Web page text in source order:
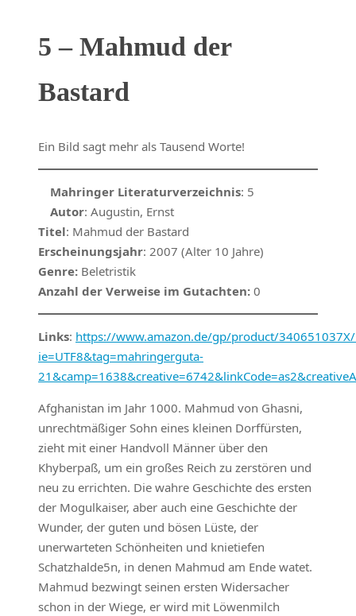
5 – Mahmud der
Bastard
Ein Bild sagt mehr als Tausend Worte!
Mahringer Literaturverzeichnis: 5
Autor: Augustin, Ernst
Titel: Mahmud der Bastard
Erscheinungsjahr: 2007 (Alter 10 Jahre)
Genre: Beletristik
Anzahl der Verweise im Gutachten: 0
Links: https://www.amazon.de/gp/product/340651037X/
ie=UTF8&tag=mahringerguta-
Afghanistan im Jahr 1000. Mahmud von Ghasni,
unrechtmäßiger Sohn eines kleinen Dorffürsten,
zieht mit einer Handvoll Männer über den
Khyberpaß, um ein großes Reich zu zerstören und
neu zu errichten. Die wahre Geschichte des ersten
der Mogulkaiser, aber auch eine Geschichte der
Wunder, der guten und bösen Lüste, der
unerwarteten Schönheiten und knietiefen
Schatzhalde5n, in denen Mahmud am Ende watet.
Mahmud bezwingt seinen ersten Widersacher
schon in der Wiege, er wird mit Löwenmilch